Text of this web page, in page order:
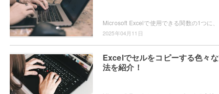
2025年04月11日
Excelでセルをコピーする色々
法を紹介！